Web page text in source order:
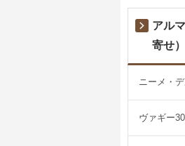
アル
寄せ）
ニーメ・
ヴァギー